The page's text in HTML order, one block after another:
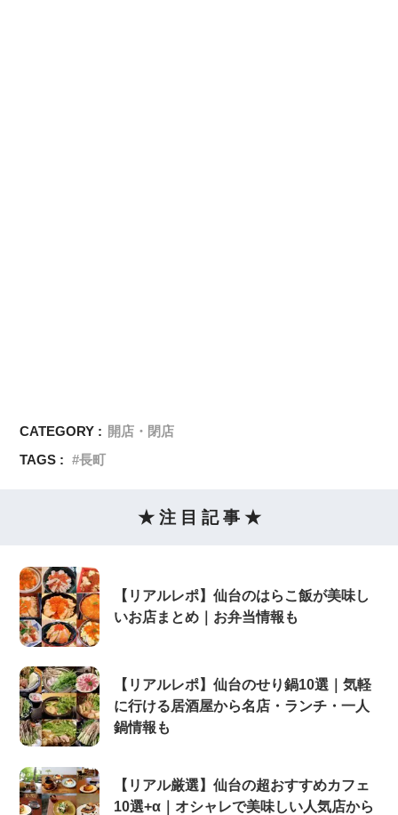
CATEGORY : 開店・閉店
TAGS :
長町
★ 注 目 記 事 ★
【リアルレポ】仙台のはらこ飯が美味し
いお店まとめ｜お弁当情報も
【リアルレポ】仙台のせり鍋10選｜気軽
に行ける居酒屋から名店・ランチ・一人
鍋情報も
【リアル厳選】仙台の超おすすめカフェ
10選+α｜オシャレで美味しい人気店から